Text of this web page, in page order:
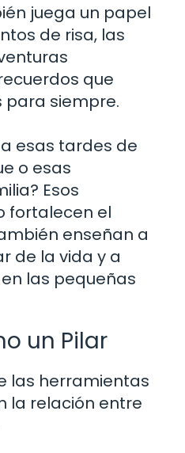
juega un papel
de risa, las
que
siempre.
esas tardes de
o esas
Esos
fortalecen el
enseñan a
de la vida y a
las pequeñas
un Pilar
las herramientas
la relación entre